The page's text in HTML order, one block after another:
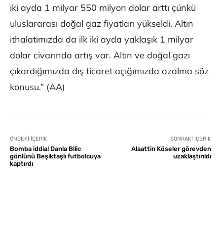
iki ayda 1 milyar 550 milyon dolar arttı çünkü
uluslararası doğal gaz fiyatları yükseldi. Altın
ithalatımızda da ilk iki ayda yaklaşık 1 milyar
dolar civarında artış var. Altın ve doğal gazı
çıkardığımızda dış ticaret açığımızda azalma söz
konusu.” (AA)
ÖNCEKI İÇERIK
Bomba iddia! Danla Bilic
gönlünü Beşiktaşlı futbolcuya
kaptırdı
SONRAKI İÇERIK
Alaattin Köseler görevden
uzaklaştırıldı